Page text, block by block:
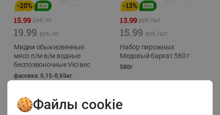
-20%
15.99 руб./кг
19.99 руб./кг
Мидии обыкновенные
мясо п/м в/м водные
беспозвоночные Vici вес
фасовка: 0,15-0,65кг
-13%
13.99 руб./шт
15.99 руб./шт
Набор пирожных
Медовый бархат 580 г
580г
Файлы cookie